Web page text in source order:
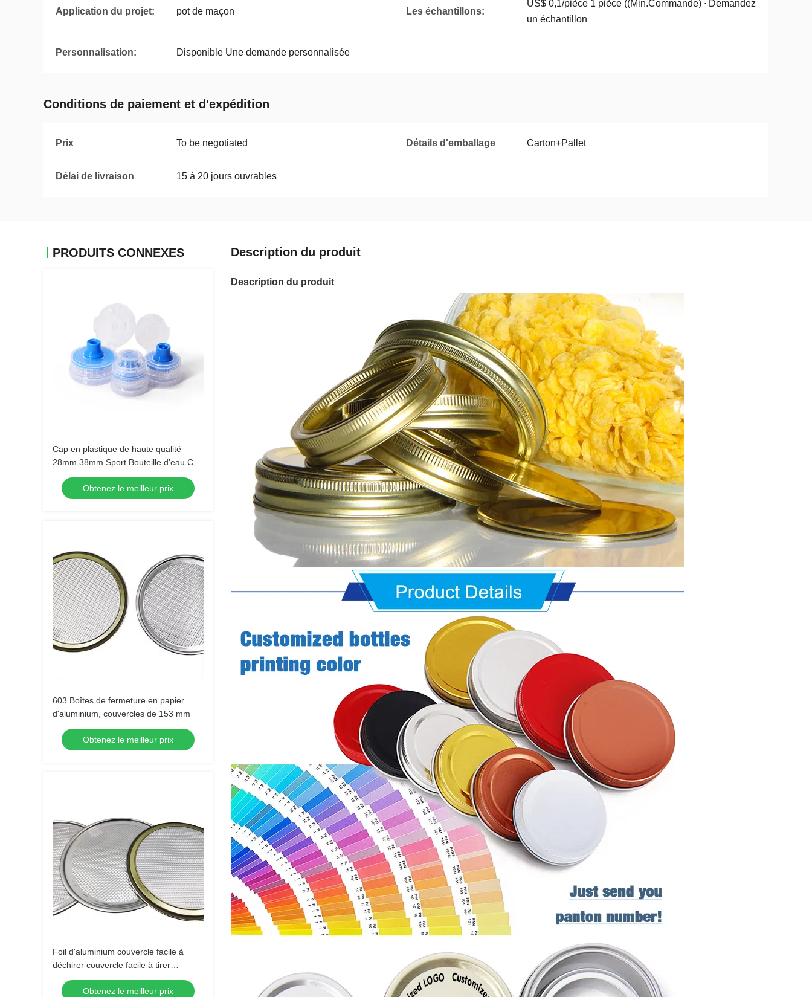
Application du projet: pot de maçon Les échantillons:
US$ 0,1/pièce 1 pièce ((Min.Commande) ∙ Demandez
un échantillon
Personnalisation: Disponible Une demande personnalisée
Conditions de paiement et d'expédition
Prix To be negotiated Détails d'emballage Carton+Pallet
Délai de livraison 15 à 20 jours ouvrables
PRODUITS CONNEXES
Cap en plastique de haute qualité
28mm 38mm Sport Bouteille d'eau Cap
en plastique Flip Top
Obtenez le meilleur prix
603 Boîtes de fermeture en papier
d'aluminium, couvercles de 153 mm
Obtenez le meilleur prix
Foil d'aluminium couvercle facile à
déchirer couvercle facile à tirer
Couvercle de boîte Couvercles
accessoiresObtenez le meilleur prix
Description du produit
Description du produit